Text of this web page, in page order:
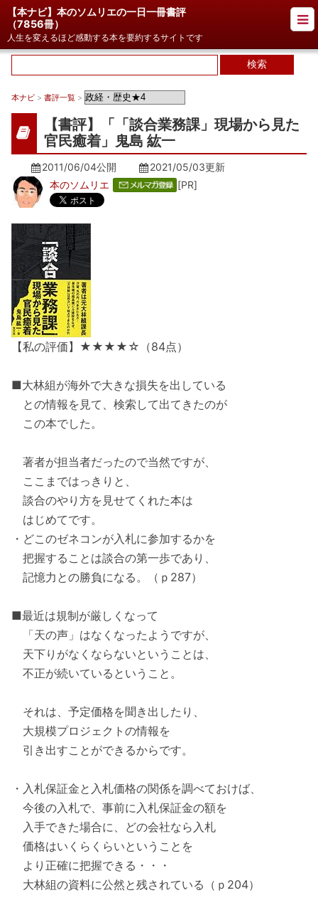
【本ナビ】本のソムリエの一日一冊書評
（7856冊）
人生を変えるほど感動する本を要約するサイトです
本ナビ > 書評一覧 >
【書評】「「談合業務課」現場から見た
官民癒着」鬼島 紘一
2011/06/04公開 2021/05/03更新
本のソムリエ
[PR]
【私の評価】★★★★☆（84点）
■大林組が海外で大きな損失を出している
との情報を見て、検索して出てきたのが
この本でした。
著者が担当者だったので当然ですが、
ここまではっきりと、
談合のやり方を見せてくれた本は
はじめてです。
・どこのゼネコンが入札に参加するかを
把握することは談合の第一歩であり、
記憶力との勝負になる。（ｐ287）
■最近は規制が厳しくなって
「天の声」はなくなったようですが、
天下りがなくならないということは、
不正が続いているということ。
それは、予定価格を聞き出したり、
大規模プロジェクトの情報を
引き出すことができるからです。
・入札保証金と入札価格の関係を調べておけば、
今後の入札で、事前に入札保証金の額を
入手できた場合に、どの会社なら入札
価格はいくらくらいということを
より正確に把握できる・・・
大林組の資料に公然と残されている（ｐ204）